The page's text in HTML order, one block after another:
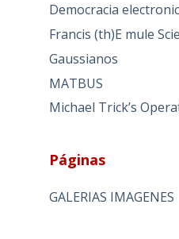
Democracia
Francis (th)E mule
Gaussianos
MATBUS
Michael Trick’s
Páginas
GALERIAS IMAGENES